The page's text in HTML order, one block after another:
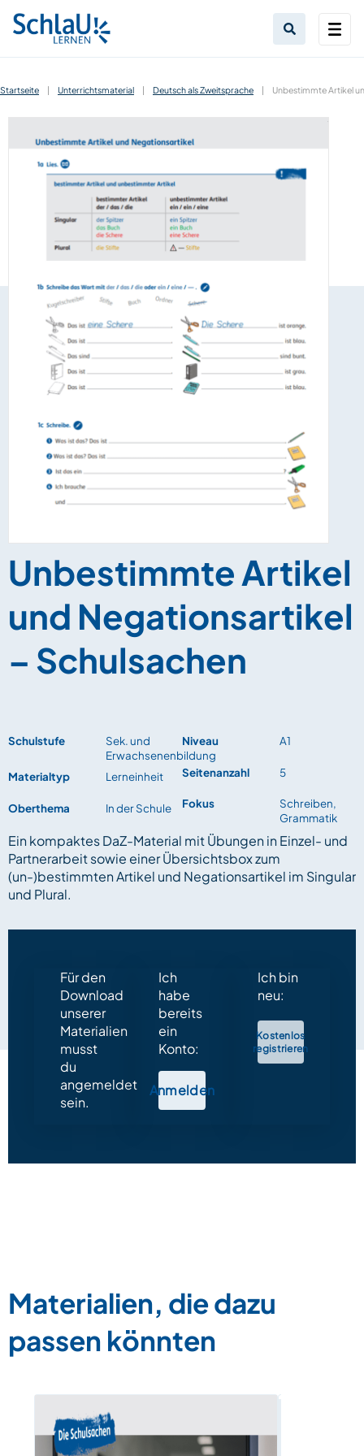
Startseite | Unterrichtsmaterial | Deutsch als Zweitsprache | Unbestimmte Artikel
Unbestimmte Artikel
und Negationsartikel
– Schulsachen
Schulstufe
Sek. und
Erwachsenenbildung
Materialtyp
Lerneinheit
Oberthema In der Schule
Niveau A1
Seitenanzahl 5
Fokus
Schreiben,
Grammatik
Ein kompaktes DaZ-Material mit Übungen in Einzel- und
Partnerarbeit sowie einer Übersichtsbox zum
(un-)bestimmten Artikel und Negationsartikel im Singular
und Plural.
Für den
Download
unserer
Materialien
musst
du
angemeldet
sein.
Ich
habe
bereits
ein
Konto:
Anmelden
Ich bin
neu:
Kostenlos
registrieren
Materialien, die dazu
passen könnten